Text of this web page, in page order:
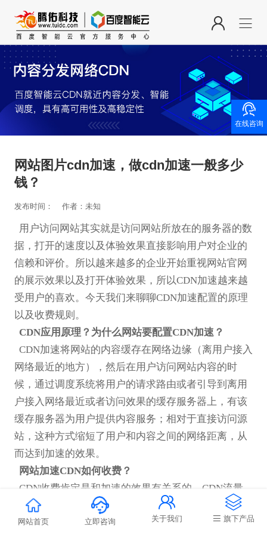
网站图片cdn加速，做cdn加速一般多少
钱？
发布时间： 作者：未知
用户访问网站其实就是访问网站所放在的服务器的数
据，打开的速度以及体验效果直接影响用户对企业的
信赖和评价。所以越来越多的企业开始重视网站官网
的展示效果以及打开体验效果，所以CDN加速越来越
受用户的喜欢。今天我们来聊聊CDN加速配置的原理
以及收费规则。
CDN应用原理？为什么网站要配置CDN加速？
CDN加速将网站的内容缓存在网络边缘（离用户接入
网络最近的地方），然后在用户访问网站内容的时
候，通过调度系统将用户的请求路由或者引导到离用
户接入网络最近或者访问效果的缓存服务器上，有该
缓存服务器为用户提供内容服务；相对于直接访问源
站，这种方式缩短了用户和内容之间的网络距离，从
而达到加速的效果。
网站加速CDN如何收费？
CDN收费肯定是和加速的效果有关系的，CDN流量
包配置的越大自然加速效果越好，价格也会相应的
高。此外、CDN的收费也看品牌商的CDN节点部署以

在线咨询
网站首页 立即咨询

关于我们

旗下产品